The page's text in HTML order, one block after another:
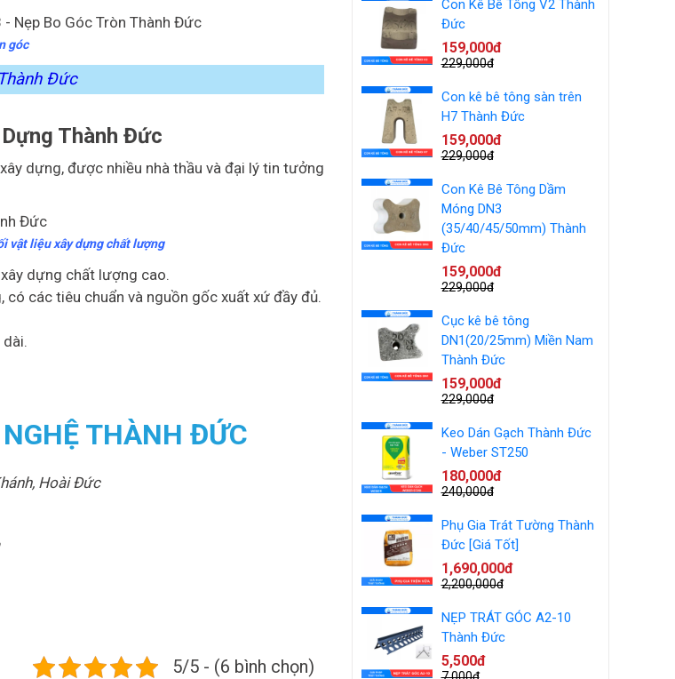
góc
Đức
Thành Đức
dựng, được nhiều nhà thầu và đại lý tin tưởng
vật liệu xây dựng chất lượng
dựng chất lượng cao.
các tiêu chuẩn và nguồn gốc xuất xứ đầy đủ.
THÀNH ĐỨC
Hoài Đức
5/5 - (6 bình chọn)
Con Kê Bê Tông V2 Thành
Đức
159,000đ
229,000đ
Con kê bê tông sàn trên
H7 Thành Đức
159,000đ
229,000đ
Con Kê Bê Tông Dầm
Móng DN3
(35/40/45/50mm) Thành
Đức
159,000đ
229,000đ
Cục kê bê tông
DN1(20/25mm) Miền Nam
Thành Đức
159,000đ
229,000đ
Keo Dán Gạch Thành Đức
- Weber ST250
180,000đ
240,000đ
Phụ Gia Trát Tường Thành
Đức [Giá Tốt]
1,690,000đ
2,200,000đ
NẸP TRÁT GÓC A2-10
Thành Đức
5,500đ